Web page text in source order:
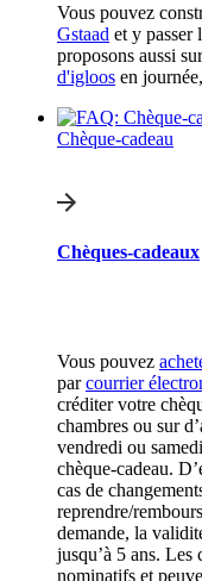
Vous pouvez
Gstaad et y passer
proposons aussi
d'igloos en
Chèque-cadeau
Chèques-cadeaux
Vous pouvez
parcourrier
créditer votre
chambres ou sur
vendredi ou
chèque-cadeau.
cas de
reprendre/
demande, la
jusqu’à 5 ans.
nominatifs et